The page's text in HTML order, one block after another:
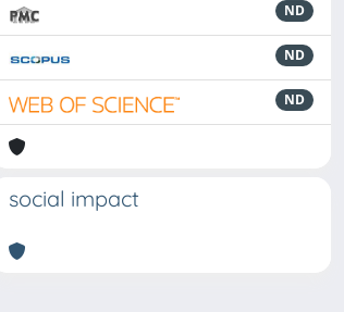
ND
ND
ND
social impact